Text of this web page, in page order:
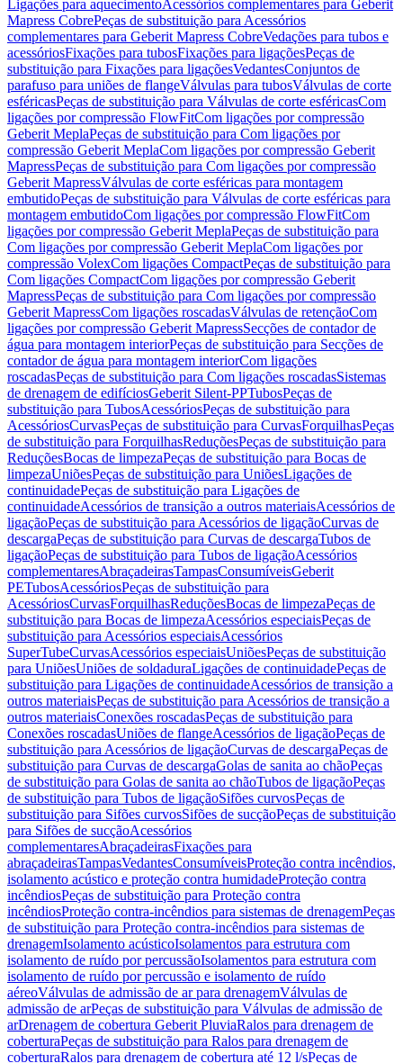
Ligações para aquecimentoAcessórios complementares para Geberit
Mapress CobrePeças de substituição para Acessórios
complementares para Geberit Mapress CobreVedações para tubos e
acessóriosFixações para tubosFixações para ligaçõesPeças de
substituição para Fixações para ligaçõesVedantesConjuntos de
parafuso para uniões de flangeVálvulas para tubosVálvulas de corte
esféricasPeças de substituição para Válvulas de corte esféricasCom
ligações por compressão FlowFitCom ligações por compressão
Geberit MeplaPeças de substituição para Com ligações por
compressão Geberit MeplaCom ligações por compressão Geberit
MapressPeças de substituição para Com ligações por compressão
Geberit MapressVálvulas de corte esféricas para montagem
embutidoPeças de substituição para Válvulas de corte esféricas para
montagem embutidoCom ligações por compressão FlowFitCom
ligações por compressão Geberit MeplaPeças de substituição para
Com ligações por compressão Geberit MeplaCom ligações por
compressão VolexCom ligações CompactPeças de substituição para
Com ligações CompactCom ligações por compressão Geberit
MapressPeças de substituição para Com ligações por compressão
Geberit MapressCom ligações roscadasVálvulas de retençãoCom
ligações por compressão Geberit MapressSecções de contador de
água para montagem interiorPeças de substituição para Secções de
contador de água para montagem interiorCom ligações
roscadasPeças de substituição para Com ligações roscadasSistemas
de drenagem de edifíciosGeberit Silent-PPTubosPeças de
substituição para TubosAcessóriosPeças de substituição para
AcessóriosCurvasPeças de substituição para CurvasForquilhasPeças
de substituição para ForquilhasReduçõesPeças de substituição para
ReduçõesBocas de limpezaPeças de substituição para Bocas de
limpezaUniõesPeças de substituição para UniõesLigações de
continuidadePeças de substituição para Ligações de
continuidadeAcessórios de transição a outros materiaisAcessórios de
ligaçãoPeças de substituição para Acessórios de ligaçãoCurvas de
descargaPeças de substituição para Curvas de descargaTubos de
ligaçãoPeças de substituição para Tubos de ligaçãoAcessórios
complementaresAbraçadeirasTampasConsumíveisGeberit
PETubosAcessóriosPeças de substituição para
AcessóriosCurvasForquilhasReduçõesBocas de limpezaPeças de
substituição para Bocas de limpezaAcessórios especiaisPeças de
substituição para Acessórios especiaisAcessórios
SuperTubeCurvasAcessórios especiaisUniõesPeças de substituição
para UniõesUniões de soldaduraLigações de continuidadePeças de
substituição para Ligações de continuidadeAcessórios de transição a
outros materiaisPeças de substituição para Acessórios de transição a
outros materiaisConexões roscadasPeças de substituição para
Conexões roscadasUniões de flangeAcessórios de ligaçãoPeças de
substituição para Acessórios de ligaçãoCurvas de descargaPeças de
substituição para Curvas de descargaGolas de sanita ao chãoPeças
de substituição para Golas de sanita ao chãoTubos de ligaçãoPeças
de substituição para Tubos de ligaçãoSifões curvosPeças de
substituição para Sifões curvosSifões de sucçãoPeças de substituição
para Sifões de sucçãoAcessórios
complementaresAbraçadeirasFixações para
abraçadeirasTampasVedantesConsumíveisProteção contra incêndios,
isolamento acústico e proteção contra humidadeProteção contra
incêndiosPeças de substituição para Proteção contra
incêndiosProteção contra-incêndios para sistemas de drenagemPeças
de substituição para Proteção contra-incêndios para sistemas de
drenagemIsolamento acústicoIsolamentos para estrutura com
isolamento de ruído por percussãoIsolamentos para estrutura com
isolamento de ruído por percussão e isolamento de ruído
aéreoVálvulas de admissão de ar para drenagemVálvulas de
admissão de arPeças de substituição para Válvulas de admissão de
arDrenagem de cobertura Geberit PluviaRalos para drenagem de
coberturaPeças de substituição para Ralos para drenagem de
coberturaRalos para drenagem de cobertura até 12 l/sPeças de